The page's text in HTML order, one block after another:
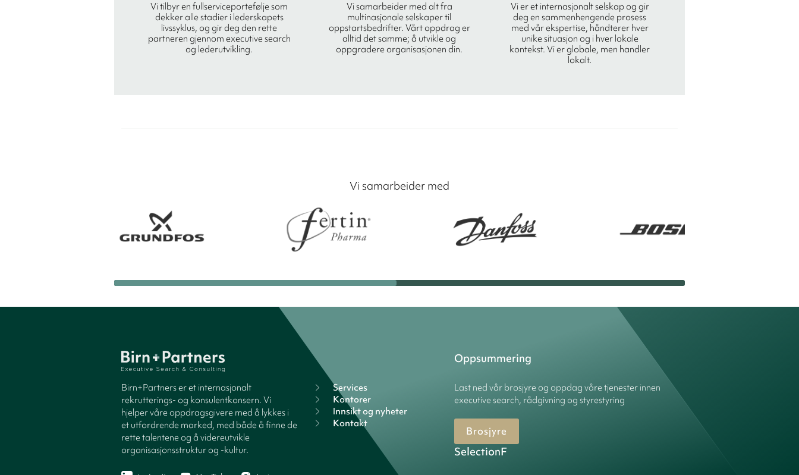
Vi tilbyr en fullserviceportefølje som
dekker alle stadier i lederskapets
livssyklus, og gir deg den rette
partneren gjennom executive search
og lederutvikling.
Vi samarbeider med alt fra
multinasjonale selskaper til
oppstartsbedrifter. Vårt oppdrag er
alltid det samme; å utvikle og
oppgradere organisasjonen din.
Vi er et internasjonalt selskap og gir
deg en sammenhengende prosess
med vår ekspertise, håndterer hver
unike situasjon og i hver lokale
kontekst. Vi er globale, men handler
lokalt.
Vi samarbeider med
Birn+Partners er et internasjonalt
rekrutterings- og konsulentkonsern. Vi
hjelper våre oppdragsgivere med å lykkes i
et utfordrende marked, med både å finne de
rette talentene og å videreutvikle
organisasjonsstruktur og -kultur.
Services
Kontorer
Innsikt og nyheter
Kontakt
Oppsummering
Last ned vår brosjyre og oppdag våre tjenester innen
executive search, rådgivning og styrestyring
Brosjyre
SelectionF